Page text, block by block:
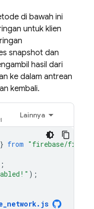
di bawah ini
untuk klien
snapshot dan
hasil dari
ke dalam antrean
kembali.
Lainnya
} from "firebase/
);